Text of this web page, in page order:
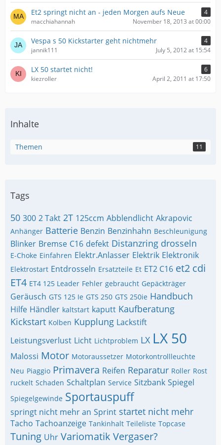
Et2 springt nicht an - jeden Morgen aufs Neue
4
macchiahannah
November 18, 2013 at 00:00
Vespa s 50 Kickstarter geht nichtmehr
4
jannik111
July 5, 2012 at 15:54
LX 50 startet nicht!
6
kiezroller
April 2, 2011 at 17:50
Inhalte
Themen 11
Tags
50 300 2 Takt 2T 125ccm Abblendlicht Akrapovic
Anhänger Batterie Benzin Benzinhahn Beschleunigung
Blinker Bremse C16 defekt Distanzring drosseln
E-Choke Einfahren Elektr.Anlasser Elektrik Elektronik
Elektrostart Entdrosseln Ersatzteile Et ET2 C16 et2 cdi
ET4 ET4 125 Leader Fehler gebraucht Gepäckträger
Geräusch GTS 125 Ie GTS 250 GTS 250ie Handbuch
Hilfe Händler kaltstart kaputt Kaufberatung
Kickstart Kolben Kupplung Lackstift
Leistungsverlust Licht Lichtproblem LX LX 50
Malossi Motor Motoraussetzer Motorkontrollleuchte
Neu Piaggio Primavera Reifen Reparatur Roller Rost
ruckelt Schaden Schaltplan Service Sitzbank Spiegel
Spiegelgewinde Sportauspuff
springt nicht mehr an Sprint startet nicht mehr
Tacho Tachoanzeige Tankinhalt Teileliste Topcase
Tuning Uhr Variomatik Vergaser?